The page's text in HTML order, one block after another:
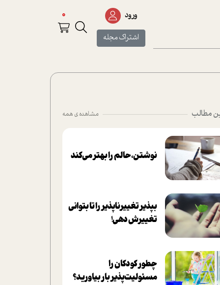
ورود
اشتراک مجله
0
مطالب مشاهده ی همه
نوشتن، حالم را بهتر می‌کند
بپذير تغييرناپذير را تا بتواني
تغييرش دهي!‏
چطور کودکان را
مسئولیت‌پذیر بار بیاورید؟